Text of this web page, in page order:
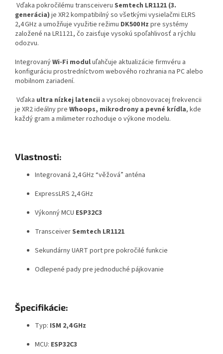
Vďaka pokročilému transceiveru Semtech LR1121 (3.
generácia) je XR2 kompatibilný so všetkými vysielačmi ELRS
2,4 GHz a umožňuje využitie režimu DK500 Hz pre systémy
založené na LR1121, čo zaisťuje vysokú spoľahlivosť a rýchlu
odozvu.
IntegrovanýWi-Fi moduluľahčuje aktualizácie firmvéru a
konfiguráciu prostredníctvom webového rozhrania na PC alebo
mobilnom zariadení.
Vďaka ultra nízkej latencii a vysokej obnovovacej frekvencii
je XR2 ideálny pre Whoops, mikrodrony a pevné krídla, kde
každý gram a milimeter rozhoduje o výkone modelu.
Vlastnosti:
Integrovaná 2,4 GHz “věžová” anténa
ExpressLRS 2,4 GHz
Výkonný MCU ESP32C3
TransceiverSemtech LR1121
Sekundárny UART port pre pokročilé funkcie
Odlepené pady pre jednoduché pájkovanie
Špecifikácie:
Typ: ISM 2,4 GHz
MCU: ESP32C3